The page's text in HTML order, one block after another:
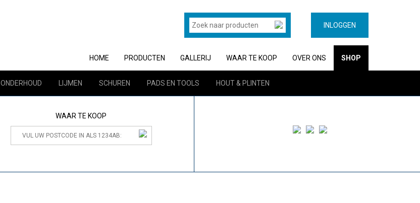
INLOGGEN
HOME PRODUCTEN GALLERIJ WAAR TE KOOP OVER ONS SHOP
ONDERHOUD LIJMEN SCHUREN PADS EN TOOLS HOUT & PLINTEN
WAAR TE KOOP